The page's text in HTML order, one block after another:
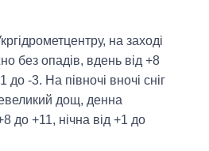
на заході
без опадів, вдень від +8
до -3. На півночі вночі сніг
дощ, денна
до +11, нічна від +1 до